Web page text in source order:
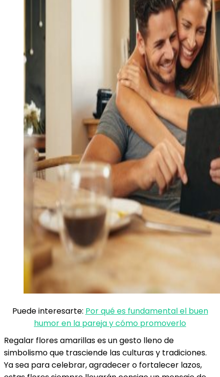
Puede interesarte: Por qué es fundamental el buen
humor en la pareja y cómo promoverlo
Regalar flores amarillas es un gesto lleno de
simbolismo que trasciende las culturas y tradiciones.
Ya sea para celebrar, agradecer o fortalecer lazos,